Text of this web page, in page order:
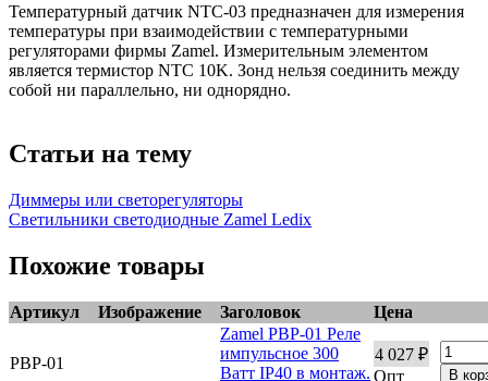
Температурный датчик NTC-03 предназначен для измерения
температуры при взаимодействии с температурными
регуляторами фирмы Zamel. Измерительным элементом
является термистор NTC 10K. Зонд нельзя соединить между
собой ни параллельно, ни однорядно.
Статьи на тему
Диммеры или светорегуляторы
Светильники светодиодные Zamel Ledix
Похожие товары
Артикул Изображение Заголовок Цена
PBP-01
Zamel PBP-01 Реле
импульсное 300
Ватт IP40 в монтаж.
4 027 ₽
Опт